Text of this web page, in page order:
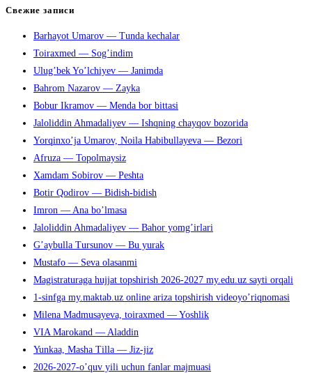
чтобы
панель
поиска.
Свежие записи
Barhayot Umarov — Tunda kechalar
Toiraxmed — Sog’indim
Ulug’bek Yo’lchiyev — Janimda
Bahrom Nazarov — Zayka
Bobur Ikramov — Menda bor bittasi
Jaloliddin Ahmadaliyev — Ishqning chayqov bozorida
Yorqinxo’ja Umarov, Noila Habibullayeva — Bezori
Afruza — Topolmaysiz
Xamdam Sobirov — Peshta
Botir Qodirov — Bidish-bidish
Imron — Ana bo’lmasa
Jaloliddin Ahmadaliyev — Bahor yomg’irlari
G’aybulla Tursunov — Bu yurak
Mustafo — Seva olasanmi
Magistraturaga hujjat topshirish 2026-2027 my.edu.uz sayti orqali
1-sinfga my.maktab.uz online ariza topshirish videoyo’riqnomasi
Milena Madmusayeva, toiraxmed — Yoshlik
VIA Marokand — Aladdin
Yunkaa, Masha Tilla — Jiz-jiz
2026-2027-o’quv yili uchun fanlar majmuasi